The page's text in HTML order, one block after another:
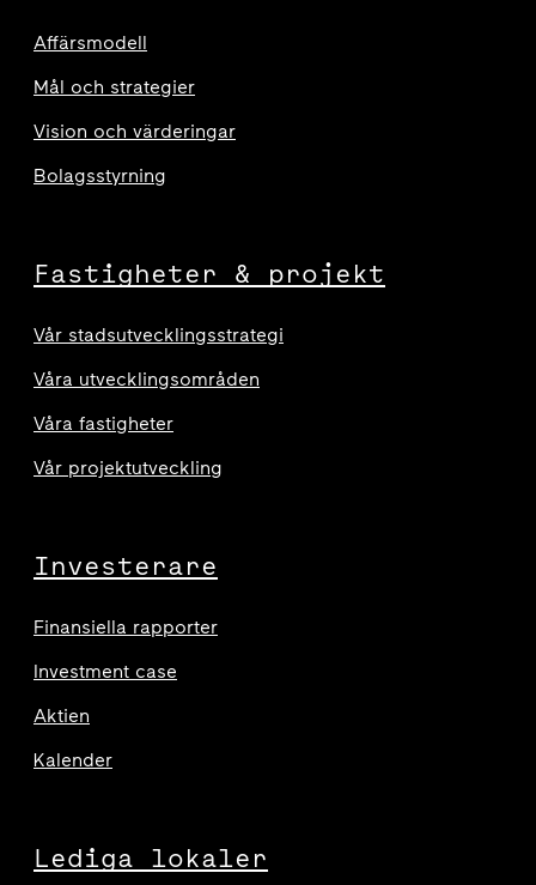
Affärsmodell
Mål och strategier
Vision och värderingar
Bolagsstyrning
Fastigheter & projekt
Vår stadsutvecklingsstrategi
Våra utvecklingsområden
Våra fastigheter
Vår projektutveckling
Investerare
Finansiella rapporter
Investment case
Aktien
Kalender
Lediga lokaler